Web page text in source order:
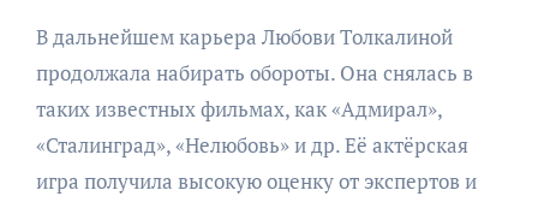
В дальнейшем карьера Любови Толкалиной
продолжала набирать обороты. Она снялась в
таких известных фильмах, как «Адмирал»,
«Сталинград», «Нелюбовь» и др. Её актёрская
игра получила высокую оценку от экспертов и